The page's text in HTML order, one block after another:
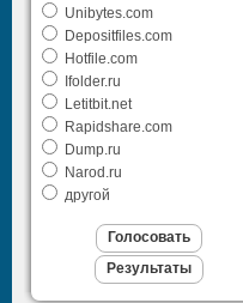
Unibytes.com
Depositfiles.com
Hotfile.com
Ifolder.ru
Letitbit.net
Rapidshare.com
Dump.ru
Narod.ru
другой